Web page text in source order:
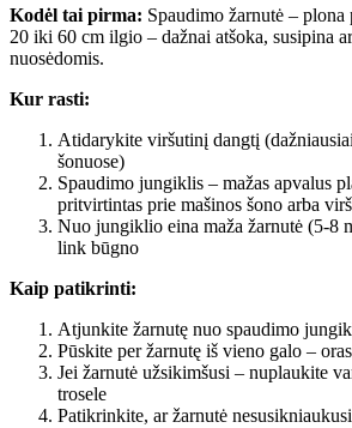
Kodėl tai pirma: Spaudimo žarnutė –
20 iki 60 cm ilgio – dažnai atšoka, susipina
nuosėdomis.
Kur rasti:
Atidarykite viršutinį dangtį
šonuose)
Spaudimo jungiklis – mažas apvalus
pritvirtintas prie mašinos šono arba
Nuo jungiklio eina maža žarnutė (5-8
link būgno
Kaip patikrinti:
Atjunkite žarnutę nuo spaudimo
Pūskite per žarnutę iš vieno galo –
Jei žarnutė užsikimšusi – nuplaukite
trosele
Patikrinkite, ar žarnutė